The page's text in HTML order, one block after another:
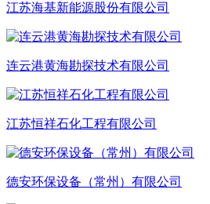
江苏海基新能源股份有限公司
连云港黄海勘探技术有限公司
江苏恒祥石化工程有限公司
德安环保设备（常州）有限公司